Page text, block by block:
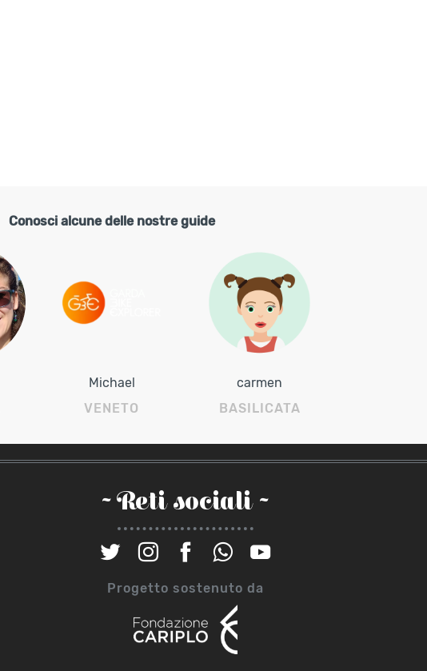
Conosci alcune delle nostre guide
Michael
VENETO
carmen
BASILICATA
~ Reti sociali ~
Progetto sostenuto da